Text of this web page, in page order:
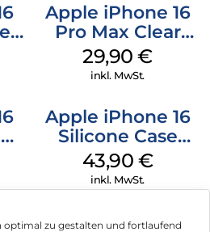
optimal zu gestalten und fortlaufend
Apple iPhone 16
Pro Max Clear
Case MagSafe
Transparent
29,90€
inkl. MwSt.
Apple iPhone 16
Silicone Case
MagSafe Plum
43,90 €
inkl. MwSt.